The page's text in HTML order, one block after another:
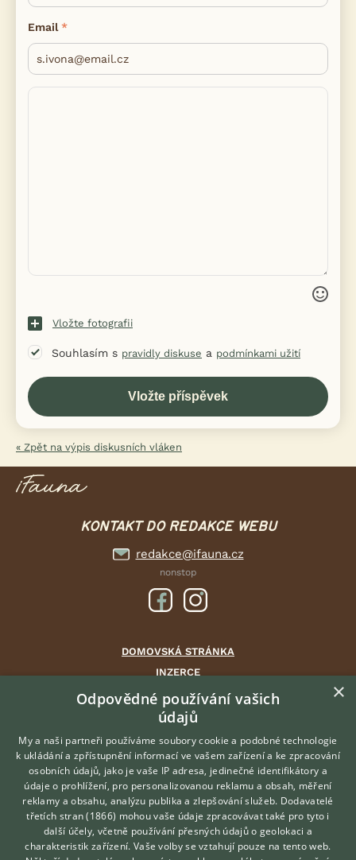
Email
Vložte fotografii
Souhlasím s pravidly diskuse a podmínkami užití
« Zpět na výpis diskusních vláken
KONTAKT DO REDAKCE WEBU
redakce@ifauna.cz
nonstop
DOMOVSKÁ STRÁNKA
INZERCE
DISKUSE
ČLÁNKY
CHOVATELSKÉ STANICE
ATLAS
O nás
Kontakt
Možnosti zvýraznění inzerátů
Hledáte zvířecího kamaráda?
Zdarma vám poradí
VETERINÁŘ ONLINE
×
Odpovědné používání vašich
údajů
My a naši partneři používáme soubory cookie a podobné technologie
k ukládání a zpřístupnění informací ve vašem zařízení a ke zpracování
osobních údajů, jako je vaše IP adresa, jedinečné identifikátory a
údaje o prohlížení, pro personalizovanou reklamu a obsah, měření
reklamy a obsahu, analýzu publika a zlepšování služeb. Dodavatelé
třetích stran (1866) mohou vaše údaje zpracovávat také pro tyto i
další účely, včetně používání přesných údajů o geolokaci a
charakteristik zařízení. Vaše volby se vztahují pouze na tento web.